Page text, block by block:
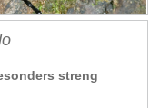
streng